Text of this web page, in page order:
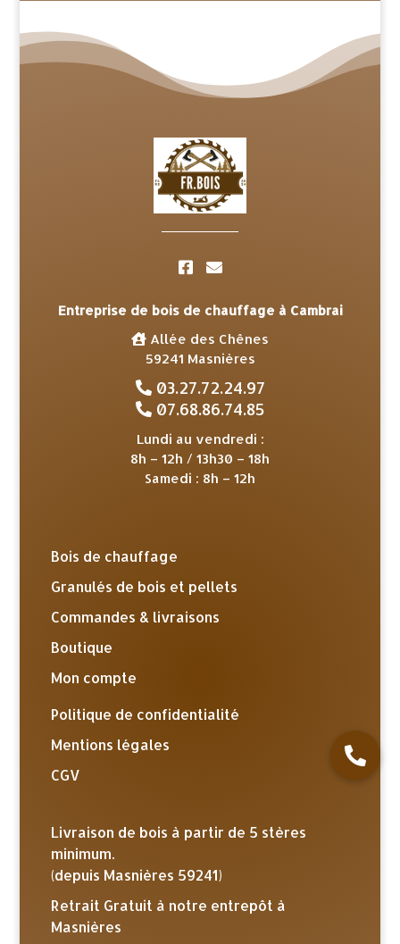
Entreprise de bois de chauffage à Cambrai
Allée des Chênes
59241 Masnières
03.27.72.24.97
07.68.86.74.85
Lundi au vendredi :
8h – 12h / 13h30 – 18h
Samedi : 8h – 12h
Bois de chauffage
Granulés de bois et pellets
Commandes & livraisons
Boutique
Mon compte
Politique de confidentialité
Mentions légales
CGV
Livraison de bois à partir de 5 stères
minimum.
(depuis Masnières 59241)
Retrait Gratuit à notre entrepôt à
Masnières